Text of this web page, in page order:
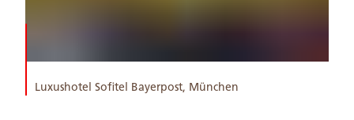
Luxushotel Sofitel Bayerpost, München